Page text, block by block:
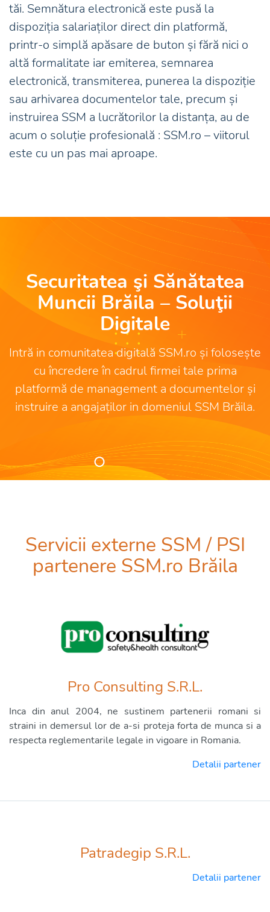
tăi. Semnătura electronică este pusă la
dispoziția salariaților direct din platformă,
printr-o simplă apăsare de buton și fără nici o
altă formalitate iar emiterea, semnarea
electronică, transmiterea, punerea la dispoziție
sau arhivarea documentelor tale, precum și
instruirea SSM a lucrătorilor la distanța, au de
acum o soluție profesională : SSM.ro – viitorul
este cu un pas mai aproape.
Securitatea şi Sănătatea
Muncii Brăila – Soluţii
Digitale
Intră in comunitatea digitală SSM.ro și folosește
cu încredere în cadrul firmei tale prima
platformă de management a documentelor și
instruire a angajaților in domeniul SSM Brăila.
Servicii externe SSM / PSI
partenere SSM.ro Brăila
Pro Consulting S.R.L.
Inca din anul 2004, ne sustinem partenerii romani si
straini in demersul lor de a-si proteja forta de munca si a
respecta reglementarile legale in vigoare in Romania.
Detalii partener
Patradegip S.R.L.
Detalii partener